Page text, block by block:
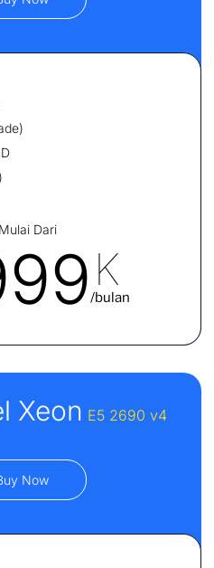
Dari
K
/bulan
Xeon E5 2690 v4
Now